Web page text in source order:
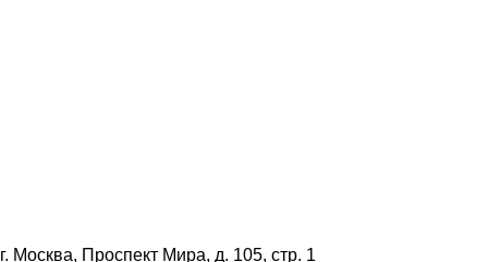
г. Москва, Проспект Мира, д. 105, стр. 1